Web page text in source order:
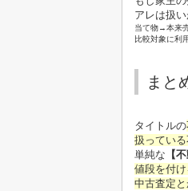
アレは扱
当て物→本来
比較対象に利
まと
タイトルの
扱ってい
単純な 【
値段を付
中古査定